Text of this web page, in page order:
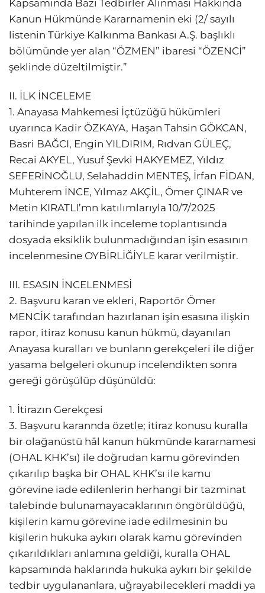
Kapsamında Bazı Tedbirler Alınması Hakkında
Kanun Hükmünde Kararnamenin eki (2/ sayılı
listenin Türkiye Kalkınma Bankası A.Ş. başlıklı
bölümünde yer alan “ÖZMEN” ibaresi “ÖZENCİ”
şeklinde düzeltilmiştir.”
II. İLK İNCELEME
1. Anayasa Mahkemesi İçtüzüğü hükümleri
uyarınca Kadir ÖZKAYA, Haşan Tahsin GÖKCAN,
Basri BAĞCI, Engin YILDIRIM, Rıdvan GÜLEÇ,
Recai AKYEL, Yusuf Şevki HAKYEMEZ, Yıldız
SEFERİNOĞLU, Selahaddin MENTEŞ, İrfan FİDAN,
Muhterem İNCE, Yılmaz AKÇİL, Ömer ÇINAR ve
Metin KIRATLI’mn katılımlarıyla 10/7/2025
tarihinde yapılan ilk inceleme toplantısında
dosyada eksiklik bulunmadığından işin esasının
incelenmesine OYBİRLİĞİYLE karar verilmiştir.
III. ESASIN İNCELENMESİ
2. Başvuru karan ve ekleri, Raportör Ömer
MENCİK tarafından hazırlanan işin esasına ilişkin
rapor, itiraz konusu kanun hükmü, dayanılan
Anayasa kuralları ve bunlann gerekçeleri ile diğer
yasama belgeleri okunup incelendikten sonra
gereği görüşülüp düşünüldü:
1. İtirazın Gerekçesi
3. Başvuru karannda özetle; itiraz konusu kuralla
bir olağanüstü hâl kanun hükmünde kararnamesi
(OHAL KHK’sı) ile doğrudan kamu görevinden
çıkarılıp başka bir OHAL KHK’sı ile kamu
görevine iade edilenlerin herhangi bir tazminat
talebinde bulunamayacaklarının öngörüldüğü,
kişilerin kamu görevine iade edilmesinin bu
kişilerin hukuka aykırı olarak kamu görevinden
çıkarıldıkları anlamına geldiği, kuralla OHAL
kapsamında haklarında hukuka aykırı bir şekilde
tedbir uygulananlara, uğrayabilecekleri maddi ya